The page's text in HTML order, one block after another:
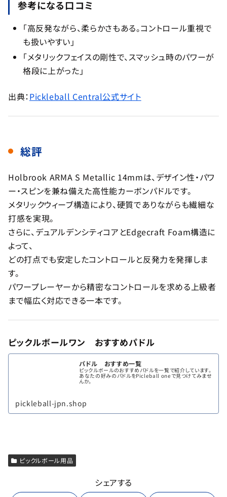
参考になる口コミ
「高反発ながら、柔らかさもある。コントロール重視で
も扱いやすい」
「メタリックフェイスの剛性で、スマッシュ時のパワーが
格段に上がった」
出典：Pickleball Central公式サイト
総評
Holbrook ARMA S Metallic 14mmは、デザイン性・パワ
ー・スピンを兼ね備えた高性能カーボンパドルです。
メタリックウィーブ構造により、硬質でありながらも繊細な
打感を実現。
さらに、デュアルデンシティコアとEdgecraft Foam構造に
よって、
どの打点でも安定したコントロールと反発力を発揮しま
す。
パワープレーヤーから精密なコントロールを求める上級者
まで幅広く対応できる一本です。
ピックルボールワン おすすめパドル
パドル おすすめ一覧
ピックルボールのおすすめパドルを一覧で紹介しています。
あなたの好みのパドルをPicleball oneで見つけてみませ
んか。
pickleball-jpn.shop
ピックルボール用品
シェアする